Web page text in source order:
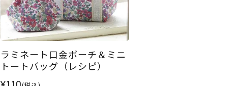
ラミネート口金ポーチ＆ミニ
トートバッグ（レシピ）